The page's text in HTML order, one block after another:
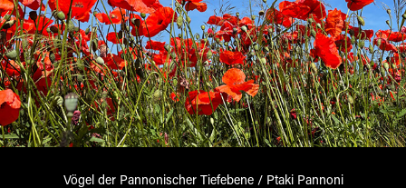
Vögel der Pannonischer Tiefebene / Ptaki Pannoni